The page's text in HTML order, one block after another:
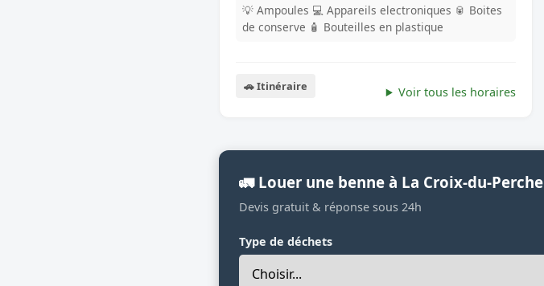
💡 Ampoules 💻 Appareils electroniques 🥫 Boites
de conserve 🧴 Bouteilles en plastique
🚗 Itinéraire Voir tous les horaires
🚛 Louer une benne à La Croix-du-Perche
Devis gratuit & réponse sous 24h
Type de déchets